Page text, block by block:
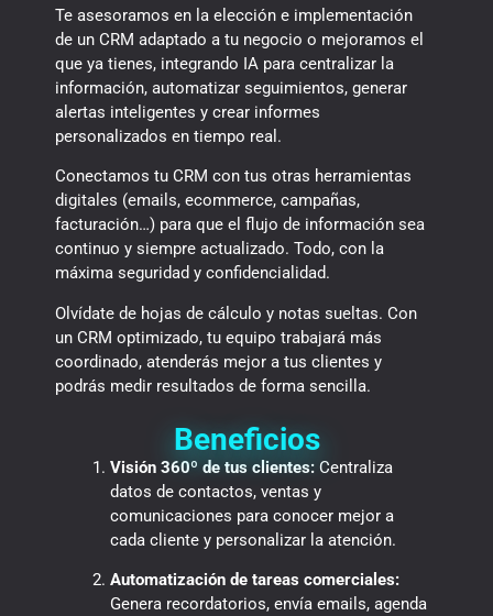
Te asesoramos en la elección e implementación
de un CRM adaptado a tu negocio o mejoramos el
que ya tienes, integrando IA para centralizar la
información, automatizar seguimientos, generar
alertas inteligentes y crear informes
personalizados en tiempo real.
Conectamos tu CRM con tus otras herramientas
digitales (emails, ecommerce, campañas,
facturación…) para que el flujo de información sea
continuo y siempre actualizado. Todo, con la
máxima seguridad y confidencialidad.
Olvídate de hojas de cálculo y notas sueltas. Con
un CRM optimizado, tu equipo trabajará más
coordinado, atenderás mejor a tus clientes y
podrás medir resultados de forma sencilla.
Visión 360º de tus clientes: Centraliza
datos de contactos, ventas y
comunicaciones para conocer mejor a
cada cliente y personalizar la atención.
Automatización de tareas comerciales:
Genera recordatorios, envía emails, agenda
Beneficios